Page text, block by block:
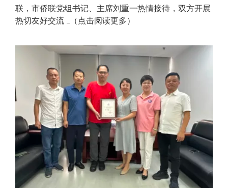
联，市侨联党组书记、主席刘重一热情接待，双方开展
热切友好交流 …（点击阅读更多）